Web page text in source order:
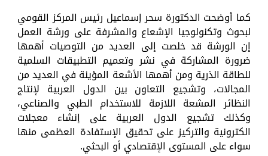
كما أوضحت الدكتورة سحر إسماعيل رئيس المركز القومي
لبحوث وتكنولوجيا الإشعاع والمشرفة على ورشة العمل
إن الورشة قد خلصت إلى العديد من التوصيات أهمها
ضرورة المشاركة في نشر وتعميم التطبيقات السلمية
للطاقة الذرية ومن أهمها الأشعة المؤينة في العديد من
المجالات، وتشجيع التعاون بين الدول العربية لإنتاج
النظائر المشعة اللازمة للاستخدام الطبي والصناعي،
وكذلك تشجيع الدول العربية على إنشاء معجلات
الكترونية والتركيز على تحقيق الإستفادة العظمى منها
سواء على المستوى الإقتصادي أو البحثي.